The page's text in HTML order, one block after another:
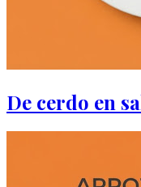
De cerdo en